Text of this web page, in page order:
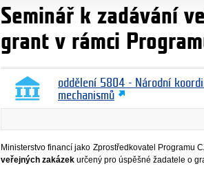
Seminář k zadávání
grant v rámci
oddělení 5804 - Národní
mechanismů
Ministerstvo financí jako Zprostředkovatel Programu
veřejných zakázek určený pro úspěšné žadatele o